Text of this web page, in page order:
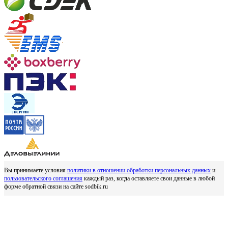
Вы принимаете условия политики в отношении обработки персональных данных и
пользовательского соглашения каждый раз, когда оставляете свои данные в любой
форме обратной связи на сайте sodbik.ru